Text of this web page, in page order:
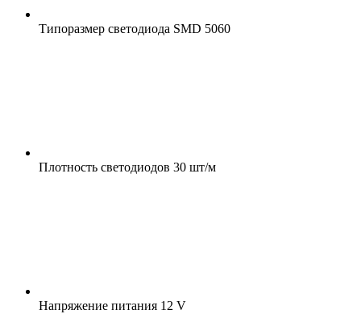
Типоразмер светодиода SMD 5060
Плотность светодиодов 30 шт/м
Напряжение питания 12 V